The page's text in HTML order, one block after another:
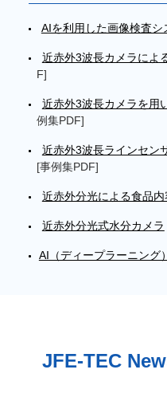
AIを利用した画像検査シ
近赤外3波長カメラによ
F]
近赤外3波長カメラを用
例集PDF]
近赤外3波長ラインセン
[事例集PDF]
近赤外分光による食品
近赤外分光式水分カメラ
AI（ディープラーニング
JFE-TEC